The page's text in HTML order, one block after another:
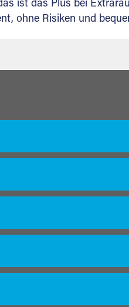
ist das Plus bei
ohne Risiken und